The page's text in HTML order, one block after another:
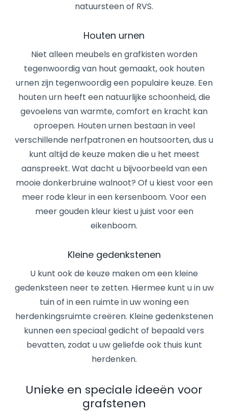
natuursteen of RVS.
Houten urnen
Niet alleen meubels en grafkisten worden
tegenwoordig van hout gemaakt, ook houten
urnen zijn tegenwoordig een populaire keuze. Een
houten urn heeft een natuurlijke schoonheid, die
gevoelens van warmte, comfort en kracht kan
oproepen. Houten urnen bestaan in veel
verschillende nerfpatronen en houtsoorten, dus u
kunt altijd de keuze maken die u het meest
aanspreekt. Wat dacht u bijvoorbeeld van een
mooie donkerbruine walnoot? Of u kiest voor een
meer rode kleur in een kersenboom. Voor een
meer gouden kleur kiest u juist voor een
eikenboom.
Kleine gedenkstenen
U kunt ook de keuze maken om een kleine
gedenksteen neer te zetten. Hiermee kunt u in uw
tuin of in een ruimte in uw woning een
herdenkingsruimte creëren. Kleine gedenkstenen
kunnen een speciaal gedicht of bepaald vers
bevatten, zodat u uw geliefde ook thuis kunt
herdenken.
Unieke en speciale ideeën voor
grafstenen